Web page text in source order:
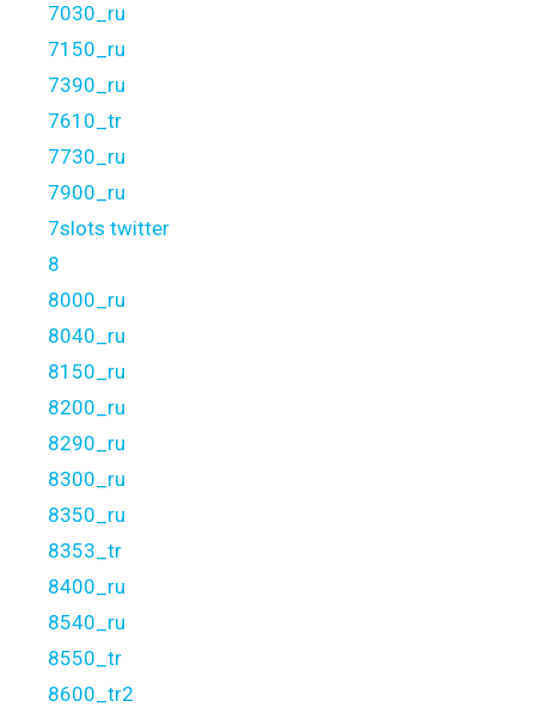
7030_ru
7150_ru
7390_ru
7610_tr
7730_ru
7900_ru
7slots twitter
8
8000_ru
8040_ru
8150_ru
8200_ru
8290_ru
8300_ru
8350_ru
8353_tr
8400_ru
8540_ru
8550_tr
8600_tr2